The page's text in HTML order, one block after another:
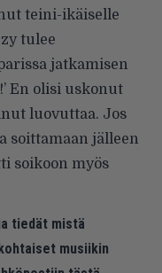
teini-ikäiselle
tulee
jatkamisen
En olisi uskonut
luovuttaa. Jos
soittamaan jälleen
soikoon myös
tiedät mistä
musiikin